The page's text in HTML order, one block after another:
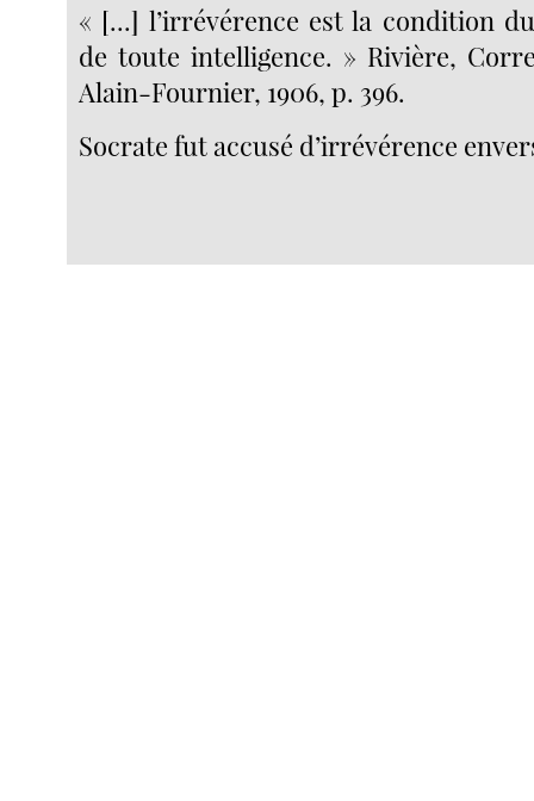
« [...] l’irrévérence est la condition
de toute intelligence. » Rivière,
Alain-Fournier, 1906, p. 396.
Socrate fut accusé d’irrévérence